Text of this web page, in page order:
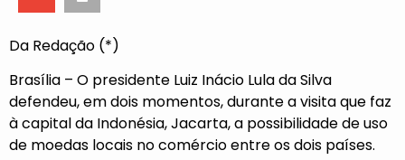
Da Redação (*)
Brasília – O presidente Luiz Inácio Lula da Silva
defendeu, em dois momentos, durante a visita que faz
à capital da Indonésia, Jacarta, a possibilidade de uso
de moedas locais no comércio entre os dois países.